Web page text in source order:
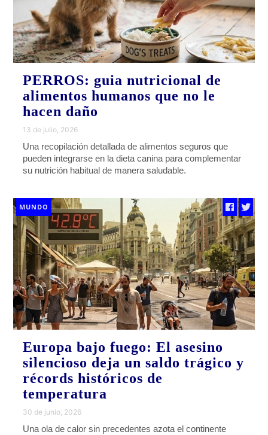
PERROS: guia nutricional de
alimentos humanos que no le
hacen daño
13 de julio, 2026
Una recopilación detallada de alimentos seguros que
pueden integrarse en la dieta canina para complementar
su nutrición habitual de manera saludable.
MUNDO
Europa bajo fuego: El asesino
silencioso deja un saldo trágico y
récords históricos de
temperatura
30 de junio, 2026
Una ola de calor sin precedentes azota el continente